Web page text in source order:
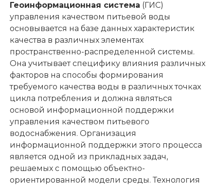
Геоинформационная система (ГИС)
управления качеством питьевой воды
основывается на базе данных характеристик
качества в различных элементах
пространственно-распределенной системы.
Она учитывает специфику влияния различных
факторов на способы формирования
требуемого качества воды в различных точках
цикла потребления и должна являться
основой информационной поддержки
управления качеством питьевого
водоснабжения. Организация
информационной поддержки этого процесса
является одной из прикладных задач,
решаемых с помощью объектно-
ориентированной модели среды. Технология